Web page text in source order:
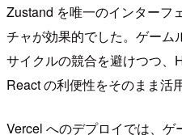
Zustand を唯一のインターフ
チャが効果的でした。ゲーム
サイクルの競合を避けつつ、
React の利便性をそのまま活
Vercel へのデプロイでは、